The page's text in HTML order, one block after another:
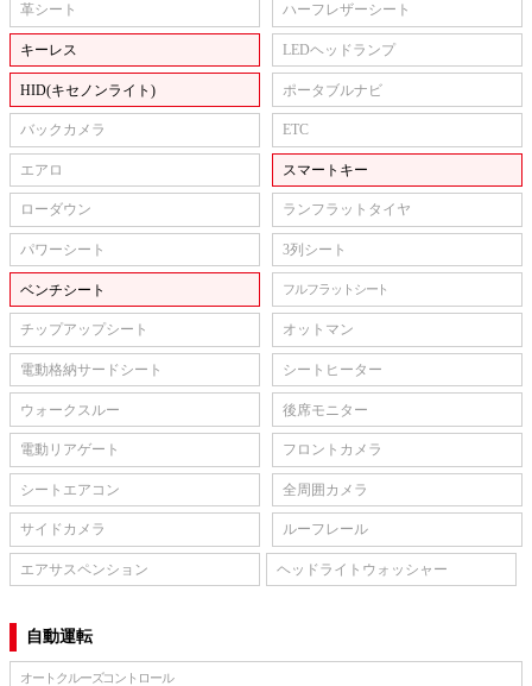
革シート ハーフレザーシート
キーレス LEDヘッドランプ
HID(キセノンライト) ポータブルナビ
バックカメラ ETC
エアロ スマートキー
ローダウン ランフラットタイヤ
パワーシート 3列シート
ベンチシート フルフラットシート
チップアップシート オットマン
電動格納サードシート シートヒーター
ウォークスルー 後席モニター
電動リアゲート フロントカメラ
シートエアコン 全周囲カメラ
サイドカメラ ルーフレール
エアサスペンション ヘッドライトウォッシャー
自動運転
オートクルーズコントロール